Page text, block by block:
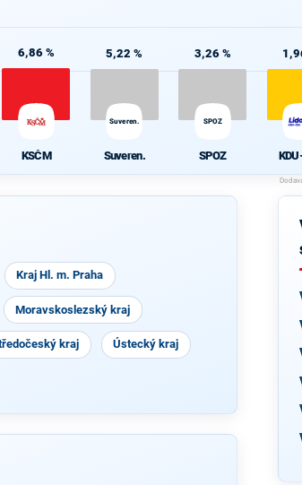
6,86 %
KSČM
5,22 %
Suveren.
Suveren.
3,26 %
SPOZ
SPOZ
Kraj Hl. m. Praha
Moravskoslezský kraj
kraj Ústecký kraj